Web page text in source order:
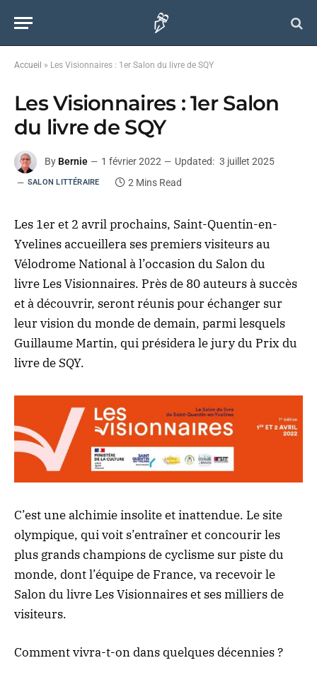
Accueil » Les Visionnaires : 1er Salon du livre de SQY
Les Visionnaires : 1er Salon
du livre de SQY
By Bernie 1 février 2022 Updated: 3 juillet 2025
SALON LITTÉRAIRE 2 Mins Read
Les 1er et 2 avril prochains, Saint-Quentin-en-
Yvelines accueillera ses premiers visiteurs au
Vélodrome National à l’occasion du Salon du
livre Les Visionnaires. Près de 80 auteurs à succès
et à découvrir, seront réunis pour échanger sur
leur vision du monde de demain, parmi lesquels
Guillaume Martin, qui présidera le jury du Prix du
livre de SQY.
C’est une alchimie insolite et inattendue. Le site
olympique, qui voit s’entraîner et concourir les
plus grands champions de cyclisme sur piste du
monde, dont l’équipe de France, va recevoir le
Salon du livre Les Visionnaires et ses milliers de
visiteurs.
Comment vivra-t-on dans quelques décennies ?